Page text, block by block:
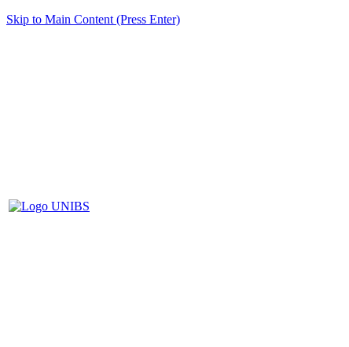
Skip to Main Content (Press Enter)